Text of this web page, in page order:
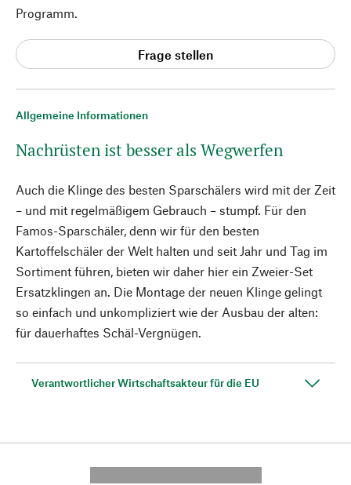
Allgemeine Informationen
Nachrüsten ist besser als Wegwerfen
Auch die Klinge des besten Sparschälers wird mit der Zeit
– und mit regelmäßigem Gebrauch – stumpf. Für den
Famos-Sparschäler, denn wir für den besten
Kartoffelschäler der Welt halten und seit Jahr und Tag im
Sortiment führen, bieten wir daher hier ein Zweier-Set
Ersatzklingen an. Die Montage der neuen Klinge gelingt
so einfach und unkompliziert wie der Ausbau der alten:
für dauerhaftes Schäl-Vergnügen.
Verantwortlicher Wirtschaftsakteur für die EU
Programm.
Frage stellen